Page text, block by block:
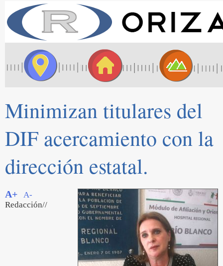
Minimizan titulares del
DIF acercamiento con la
dirección estatal.
A+
A-
Redacción//